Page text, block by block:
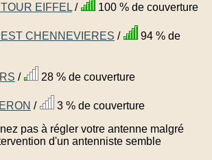
EIFFEL / 100 % de couverture
CHENNEVIERES /
94 % de
/ 28 % de couverture
/
3 % de couverture
pas à régler votre antenne malgré
d'un antenniste semble